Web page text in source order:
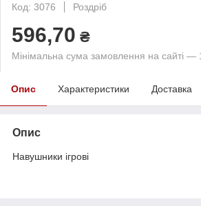
Код: 3076
Роздріб
596,70 ₴
Мінімальна сума замовлення на сайті —
Опис Характеристики Доставка
Опис
Навушники ігрові